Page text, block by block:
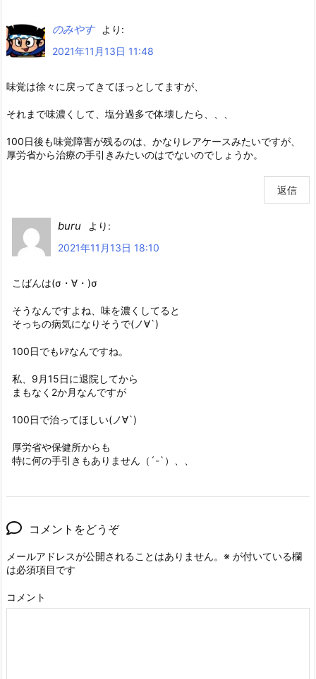
のみやす
より:
2021年11月13日 11:48
味覚は徐々に戻ってきてほっとしてますが、
それまで味濃くして、塩分過多で体壊したら、、、
100日後も味覚障害が残るのは、かなりレアケースみたいですが、
厚労省から治療の手引きみたいのはでないのでしょうか。
返信
buru
より:
2021年11月13日 18:10
こばんは(σ・∀・)σ
そうなんですよね、味を濃くしてると
そっちの病気になりそうで(ノ∀`)
100日でもﾚｱなんですね。
私、9月15日に退院してから
まもなく2か月なんですが
100日で治ってほしい(ノ∀`)
厚労省や保健所からも
特に何の手引きもありません（´-`）、、
コメントをどうぞ
メールアドレスが公開されることはありません。 ※ が付いている欄
は必須項目です
コメント